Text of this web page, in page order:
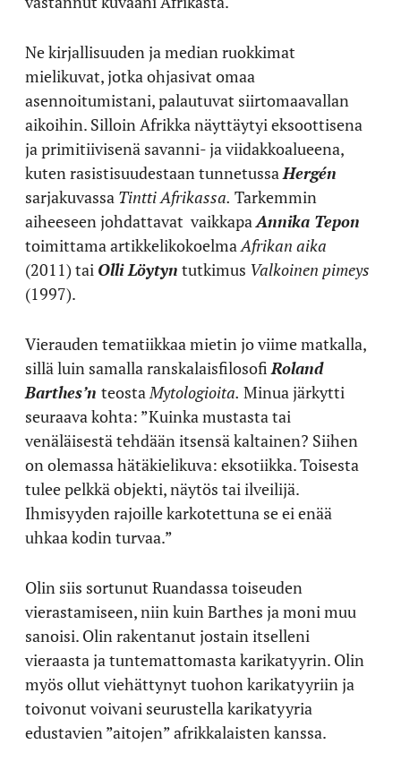
Ne kirjallisuuden ja median ruokkimat
mielikuvat, jotka ohjasivat omaa
asennoitumistani, palautuvat siirtomaavallan
aikoihin. Silloin Afrikka näyttäytyi eksoottisena
ja primitiivisenä savanni- ja viidakkoalueena,
kuten rasistisuudestaan tunnetussa Hergén
sarjakuvassa Tintti Afrikassa. Tarkemmin
aiheeseen johdattavat vaikkapa Annika Tepon
toimittama artikkelikokoelma Afrikan aika
(2011) tai Olli Löytyn tutkimus Valkoinen pimeys
(1997).
Vierauden tematiikkaa mietin jo viime matkalla,
sillä luin samalla ranskalaisfilosofi Roland
Barthes’n teosta Mytologioita. Minua järkytti
seuraava kohta: ”Kuinka mustasta tai
venäläisestä tehdään itsensä kaltainen? Siihen
on olemassa hätäkielikuva: eksotiikka. Toisesta
tulee pelkkä objekti, näytös tai ilveilijä.
Ihmisyyden rajoille karkotettuna se ei enää
uhkaa kodin turvaa.”
Olin siis sortunut Ruandassa toiseuden
vierastamiseen, niin kuin Barthes ja moni muu
sanoisi. Olin rakentanut jostain itselleni
vieraasta ja tuntemattomasta karikatyyrin. Olin
myös ollut viehättynyt tuohon karikatyyriin ja
toivonut voivani seurustella karikatyyria
edustavien ”aitojen” afrikkalaisten kanssa.